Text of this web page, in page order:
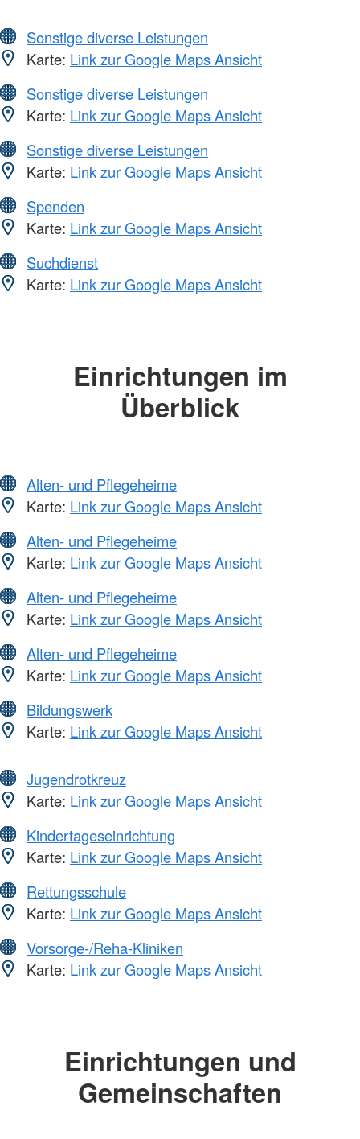
Sonstige diverse Leistungen
Karte: Link zur Google Maps Ansicht
Sonstige diverse Leistungen
Karte: Link zur Google Maps Ansicht
Sonstige diverse Leistungen
Karte: Link zur Google Maps Ansicht
Spenden
Karte: Link zur Google Maps Ansicht
Suchdienst
Karte: Link zur Google Maps Ansicht
Einrichtungen im
Überblick
Alten- und Pflegeheime
Karte: Link zur Google Maps Ansicht
Alten- und Pflegeheime
Karte: Link zur Google Maps Ansicht
Alten- und Pflegeheime
Karte: Link zur Google Maps Ansicht
Alten- und Pflegeheime
Karte: Link zur Google Maps Ansicht
Bildungswerk
Karte: Link zur Google Maps Ansicht
Jugendrotkreuz
Karte: Link zur Google Maps Ansicht
Kindertageseinrichtung
Karte: Link zur Google Maps Ansicht
Rettungsschule
Karte: Link zur Google Maps Ansicht
Vorsorge-/Reha-Kliniken
Karte: Link zur Google Maps Ansicht
Einrichtungen und
Gemeinschaften